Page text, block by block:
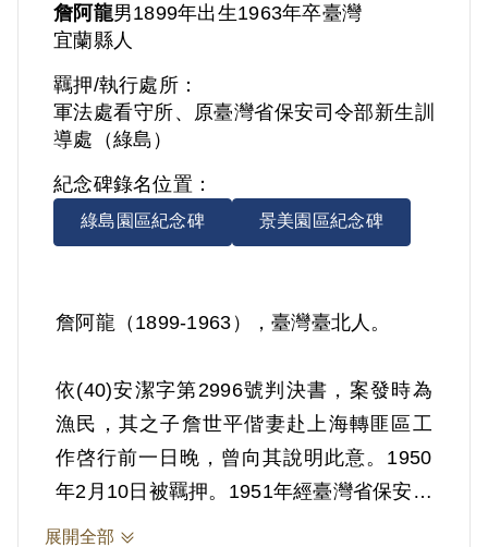
詹阿龍男1899年出生1963年卒臺灣
宜蘭縣人
羈押/執行處所：
軍法處看守所、原臺灣省保安司令部新生訓
導處（綠島）
紀念碑錄名位置：
綠島園區紀念碑 景美園區紀念碑
詹阿龍（1899-1963），臺灣臺北人。
依(40)安潔字第2996號判決書，案發時為
漁民，其之子詹世平偕妻赴上海轉匪區工
作啓行前一日晚，曾向其說明此意。1950
年2月10日被羈押。1951年經臺灣省保安司
令部以《戡亂時期檢肅匪諜條例》第8條第
展開全部